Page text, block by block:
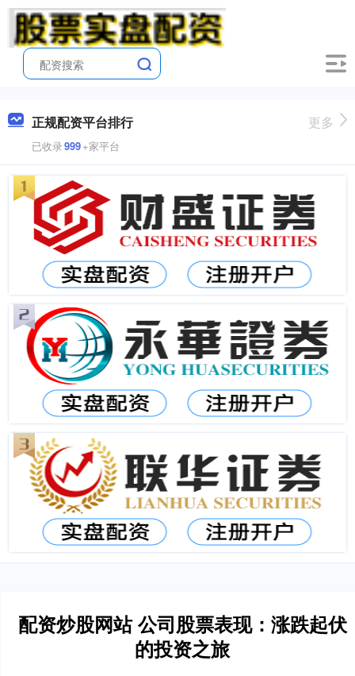
正规配资平台排行
已收录999+家平台
更多
配资炒股网站 公司股票表现：涨跌起伏
的投资之旅